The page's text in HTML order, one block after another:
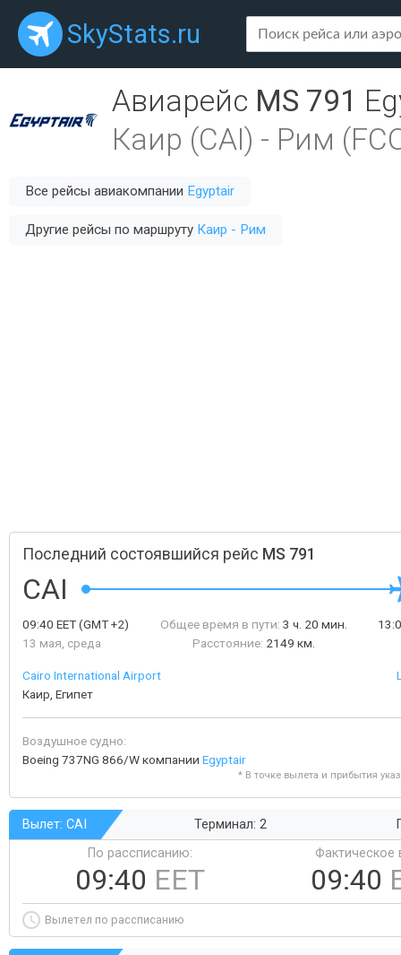
SkyStats.ru
Авиарейс MS 791
Каир (CAI) - Рим
Все рейсы авиакомпании Egyptair
Другие рейсы по маршруту Каир - Рим
Последний состоявшийся рейс MS 791
CAI
09:40 EET(GMT +2)
13 мая, среда
Общее время в пути: 3 ч. 20 мин.
Расстояние: 2149 км.
Cairo International Airport
Каир, Египет
Воздушное судно:
Boeing 737NG 866/W компании Egyptair
* В точке вылета и прибытия
Вылет: CAI Терминал: 2
По рассписанию:
09:40 EET
Фактическое
09:40
Вылетел по рассписанию